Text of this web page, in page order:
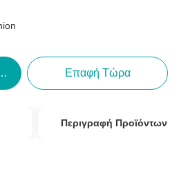
Επαφή Τώρα
Περιγραφή Προϊόντων